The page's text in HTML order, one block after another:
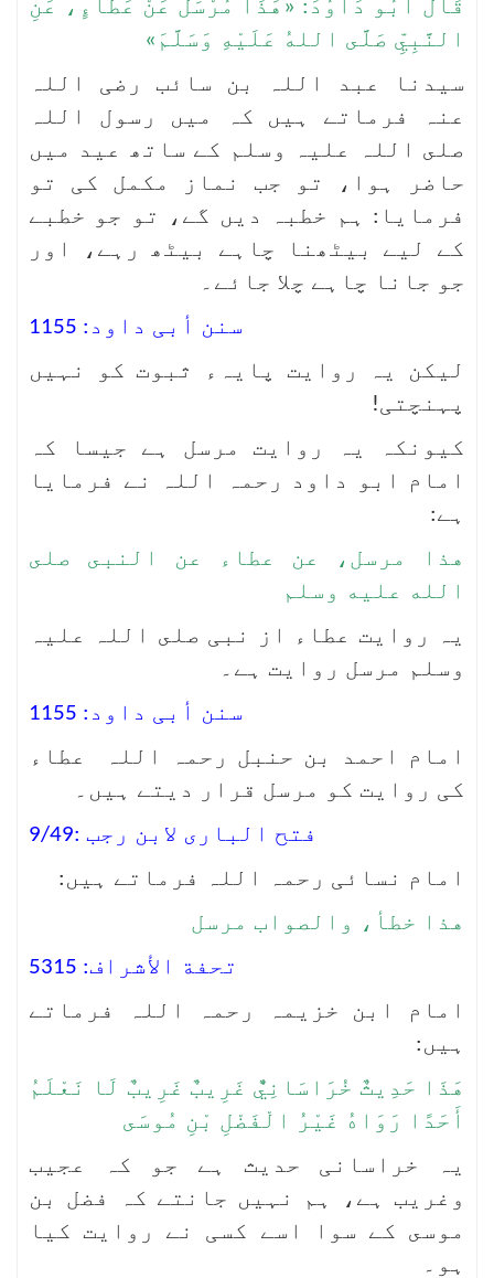
قَالَ أَبُو دَاوُدَ: «هَذَا مُرْسَلٌ عَنْ عَطَاءٍ، عَنِ
النَّبِيِّ صَلَّى اللهُ عَلَيْهِ وَسَلَّمَ»
سیدنا عبد اللہ بن سائب رضی اللہ
عنہ فرماتے ہیں کہ میں رسول اللہ
صلى اللہ علیہ وسلم کے ساتھ عید میں
حاضر ہوا، تو جب نماز مکمل کی تو
فرمایا: ہم خطبہ دیں گے، تو جو خطبے
کے لیے بیٹھنا چاہے بیٹھ رہے، اور
جو جانا چاہے چلا جائے۔
سنن أبی داود: 1155
لیکن یہ روایت پایہء ثبوت کو نہیں
پہنچتی!
کیونکہ یہ روایت مرسل ہے جیسا کہ
امام ابو داود رحمہ اللہ نے فرمایا
ہے:
هذا مرسل، عن عطاء عن النبى صلى
الله عليه وسلم
یہ روایت عطاء از نبی صلى اللہ علیہ
وسلم مرسل روایت ہے۔
سنن أبی داود: 1155
امام احمد بن حنبل رحمہ اللہ عطاء
کی روایت کو مرسل قرار دیتے ہیں۔
فتح الباری لابن رجب :9/49
امام نسائی رحمہ اللہ فرماتے ہیں:
هذا خطأ، والصواب مرسل
تحفة الأشراف: 5315
امام ابن خزیمہ رحمہ اللہ فرماتے
ہیں:
هَذَا ‌حَدِيثٌ ‌خُرَاسَانِيٌّ ‌غَرِيبٌ غَرِيبٌ لَا نَعْلَمُ
أَحَدًا رَوَاهُ غَيْرُ الْفَضْلِ بْنِ مُوسَى
یہ خراسانی حدیث ہے جو کہ عجیب
وغریب ہے، ہم نہیں جانتے کہ فضل بن
موسى کے سوا اسے کسی نے روایت کیا
ہو۔